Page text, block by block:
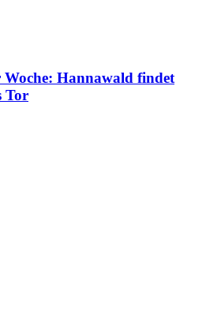
Woche: Hannawald findet
Tor